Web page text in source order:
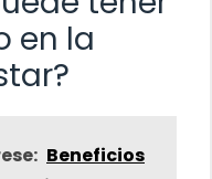
en la
Beneficios